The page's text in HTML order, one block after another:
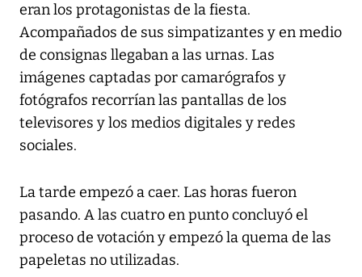
eran los protagonistas de la fiesta.
Acompañados de sus simpatizantes y en medio
de consignas llegaban a las urnas. Las
imágenes captadas por camarógrafos y
fotógrafos recorrían las pantallas de los
televisores y los medios digitales y redes
sociales.
La tarde empezó a caer. Las horas fueron
pasando. A las cuatro en punto concluyó el
proceso de votación y empezó la quema de las
papeletas no utilizadas.